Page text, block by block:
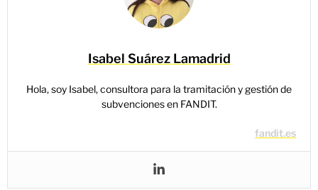
Isabel Suárez Lamadrid
Hola, soy Isabel, consultora para la tramitación y gestión de
subvenciones en FANDIT.
fandit.es